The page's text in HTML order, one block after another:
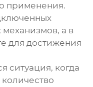
применения.
а в
для достижения
ситуация, когда